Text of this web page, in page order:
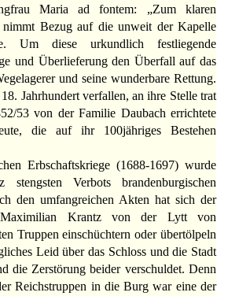
Maria ad fontem: „Zum klaren
Bezug auf die unweit der Kapelle
Um diese urkundlich festliegende
und Überlieferung den Überfall auf das
und seine wunderbare Rettung.
Jahrhundert verfallen, an ihre Stelle trat
53 von der Familie Daubach errichtete
die auf ihr 100jähriges Bestehen
Erbschaftskriege (1688-1697) wurde
Verbots brandenburgischen
den umfangreichen Akten hat sich der
Maximilian Krantz von der Lytt von
Truppen einschüchtern oder übertölpeln
Leid über das Schloss und die Stadt
die Zerstörung beider verschuldet. Denn
Reichstruppen in die Burg war eine der